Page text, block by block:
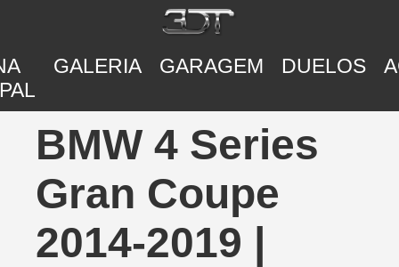
GALERIA GARAGEM DUELOS
BMW 4 Series
Gran Coupe
2014-2019 |